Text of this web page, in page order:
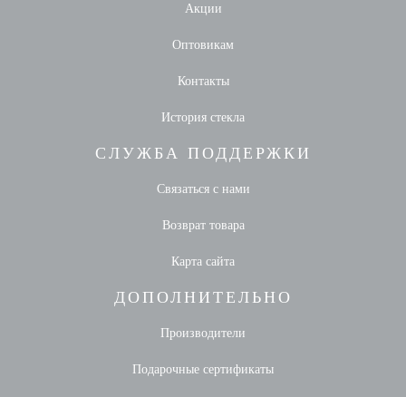
Акции
Оптовикам
Контакты
История стекла
СЛУЖБА ПОДДЕРЖКИ
Связаться с нами
Возврат товара
Карта сайта
ДОПОЛНИТЕЛЬНО
Производители
Подарочные сертификаты